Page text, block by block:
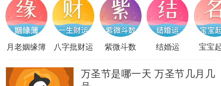
月老姻缘簿 八字批财运 紫微斗数 结婚运 宝宝
万圣节是哪一天 万圣节几月几